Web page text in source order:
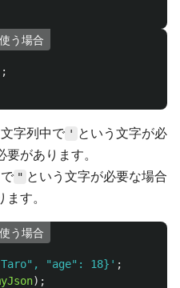
う場合
;
字列中で ' という文字が必
要があります。
" という文字が必要な場合
す。
う場合
"age": 18} ' ;
);